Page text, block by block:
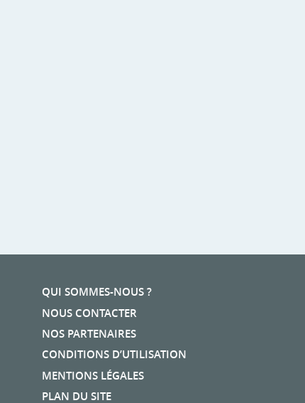
QUI SOMMES-NOUS ?
NOUS CONTACTER
NOS PARTENAIRES
CONDITIONS D’UTILISATION
MENTIONS LÉGALES
PLAN DU SITE